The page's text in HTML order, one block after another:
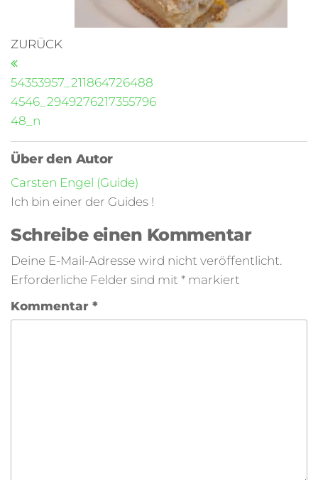
ZURÜCK
54353957_211864726488
4546_2949276217355796
48_n
Über den Autor
Carsten Engel (Guide)
Ich bin einer der Guides !
Schreibe einen Kommentar
Deine E-Mail-Adresse wird nicht veröffentlicht.
Erforderliche Felder sind mit * markiert
Kommentar *